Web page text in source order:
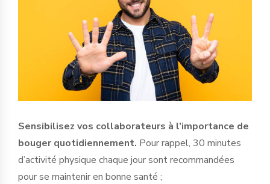
Sensibilisez vos collaborateurs à l’importance de
bouger quotidiennement. Pour rappel, 30 minutes
d’activité physique chaque jour sont recommandées
pour se maintenir en bonne santé ;